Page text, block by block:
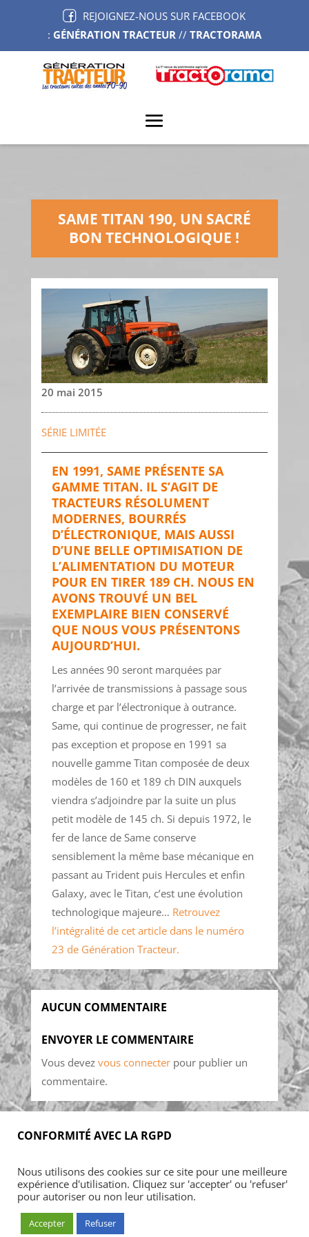
REJOIGNEZ-NOUS SUR FACEBOOK
: GÉNÉRATION TRACTEUR// TRACTORAMA
SAME TITAN 190, UN SACRÉ
BON TECHNOLOGIQUE !
20 mai 2015
SÉRIE LIMITÉE
EN 1991, SAME PRÉSENTE SA
GAMME TITAN. IL S’AGIT DE
TRACTEURS RÉSOLUMENT
MODERNES, BOURRÉS
D’ÉLECTRONIQUE, MAIS AUSSI
D’UNE BELLE OPTIMISATION DE
L’ALIMENTATION DU MOTEUR
POUR EN TIRER 189 CH. NOUS EN
AVONS TROUVÉ UN BEL
EXEMPLAIRE BIEN CONSERVÉ
QUE NOUS VOUS PRÉSENTONS
AUJOURD’HUI.
Les années 90 seront marquées par
l’arrivée de transmissions à passage sous
charge et par l’électronique à outrance.
Same, qui continue de progresser, ne fait
pas exception et propose en 1991 sa
nouvelle gamme Titan composée de deux
modèles de 160 et 189 ch DIN auxquels
viendra s’adjoindre par la suite un plus
petit modèle de 145 ch. Si depuis 1972, le
fer de lance de Same conserve
sensiblement la même base mécanique en
passant au Trident puis Hercules et enfin
Galaxy, avec le Titan, c’est une évolution
technologique majeure… Retrouvez
l’intégralité de cet article dans le numéro
23 de Génération Tracteur.
AUCUN COMMENTAIRE
ENVOYER LE COMMENTAIRE
Vous devez vous connecterpour publier un
commentaire.
Foires & manifestations
Petites annonces
Contact
Mon Compte
CONFORMITÉ AVEC LA RGPD
Nous utilisons des cookies sur ce site pour une meilleure
expérience d'utilisation. Cliquez sur 'accepter' ou 'refuser'
pour autoriser ou non leur utilisation.
Accepter Refuser